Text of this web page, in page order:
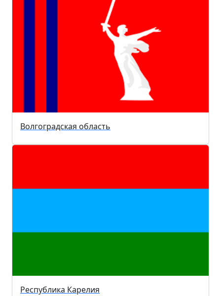
Волгоградская область
Республика Карелия